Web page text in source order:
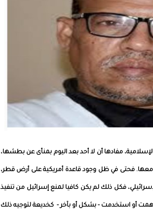
مفادها أن لا أحد بعد اليوم بمنأى عن بطشها،
معها. فحتى في ظل وجود قاعدة أمريكية على أرض قطر،
فكل ذلك لم يكن كافيا لمنع إسرائيل من تنفيذ
أو استخدمت - بشكل أو بآخر - كخديعة لتوجيه ذلك